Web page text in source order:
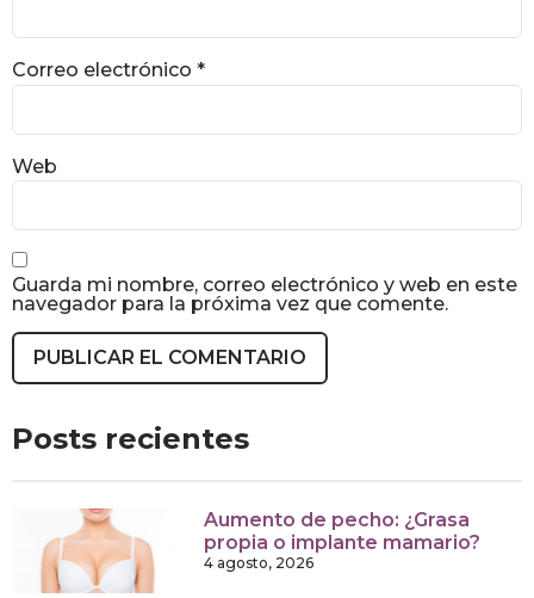
Correo electrónico *
Web
Guarda mi nombre, correo electrónico y web en este
navegador para la próxima vez que comente.
Posts recientes
Aumento de pecho: ¿Grasa
propia o implante mamario?
4 agosto, 2026